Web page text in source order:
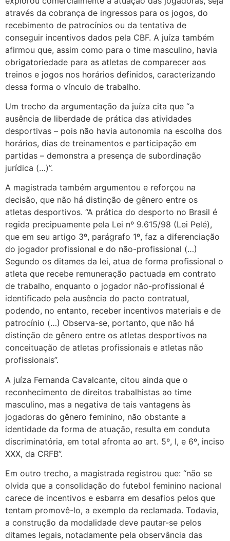
através da cobrança de ingressos para os jogos, do
recebimento de patrocínios ou da tentativa de
conseguir incentivos dados pela CBF. A juíza também
afirmou que, assim como para o time masculino, havia
obrigatoriedade para as atletas de comparecer aos
treinos e jogos nos horários definidos, caracterizando
dessa forma o vínculo de trabalho.
Um trecho da argumentação da juíza cita que “a
ausência de liberdade de prática das atividades
desportivas – pois não havia autonomia na escolha dos
horários, dias de treinamentos e participação em
partidas – demonstra a presença de subordinação
jurídica (…)”.
A magistrada também argumentou e reforçou na
decisão, que não há distinção de gênero entre os
atletas desportivos. “A prática do desporto no Brasil é
regida precipuamente pela Lei nº 9.615/98 (Lei Pelé),
que em seu artigo 3º, parágrafo 1º, faz a diferenciação
do jogador profissional e do não-profissional (…)
Segundo os ditames da lei, atua de forma profissional o
atleta que recebe remuneração pactuada em contrato
de trabalho, enquanto o jogador não-profissional é
identificado pela ausência do pacto contratual,
podendo, no entanto, receber incentivos materiais e de
patrocínio (…) Observa-se, portanto, que não há
distinção de gênero entre os atletas desportivos na
conceituação de atletas profissionais e atletas não
profissionais”.
A juíza Fernanda Cavalcante, citou ainda que o
reconhecimento de direitos trabalhistas ao time
masculino, mas a negativa de tais vantagens às
jogadoras do gênero feminino, não obstante a
identidade da forma de atuação, resulta em conduta
discriminatória, em total afronta ao art. 5º, I, e 6º, inciso
XXX, da CRFB”.
Em outro trecho, a magistrada registrou que: “não se
olvida que a consolidação do futebol feminino nacional
carece de incentivos e esbarra em desafios pelos que
tentam promovê-lo, a exemplo da reclamada. Todavia,
a construção da modalidade deve pautar-se pelos
ditames legais, notadamente pela observância das